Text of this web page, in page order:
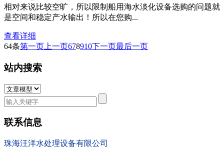
相对来说比较空旷，所以限制船用海水淡化设备选购的问题就
是空间和稳定产水输出！所以在您购...
查看详细
64条第一页 上一页678910下一页最后一页
站内搜索
联系信息
珠海汪洋水处理设备有限公司